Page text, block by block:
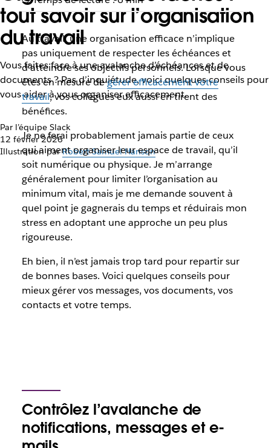
tout savoir sur l’organisation
du travail
Vous faites face à une avalanche d’échéances et de
documents ? Pas d’inquiétude, voici quelques conseils pour
vous aider à vous organiser efficacement.
Par l’équipe Slack
12 février 2026
Illustration parRobert Samuel Hanson
Au travail, une organisation efficace n’implique
pas uniquement de respecter les échéances et
d’atteindre ses objectifs personnels. Lorsque vous
êtes en mesure degérer efficacement votre
travail, vos collègues eux aussi en tirent des
bénéfices.
Je ne ferai probablement jamais partie de ceux
qui aiment organiser leur espace de travail, qu’il
soit numérique ou physique. Je m’arrange
généralement pour limiter l’organisation au
minimum vital, mais je me demande souvent à
quel point je gagnerais du temps et réduirais mon
stress en adoptant une approche un peu plus
rigoureuse.
Eh bien, il n’est jamais trop tard pour repartir sur
de bonnes bases. Voici quelques conseils pour
mieux gérer vos messages, vos documents, vos
contacts et votre temps.
Contrôlez l’avalanche de
notifications, messages et e-